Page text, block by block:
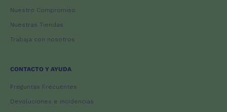
Nuestro Compromiso
Nuestras Tiendas
Trabaja con nosotros
CONTACTO Y AYUDA
Preguntas Frecuentes
Devoluciones e incidencias